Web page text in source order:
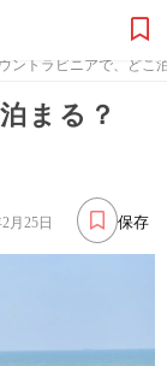
ントラビニアで、どこ
まる？
保存
月25日